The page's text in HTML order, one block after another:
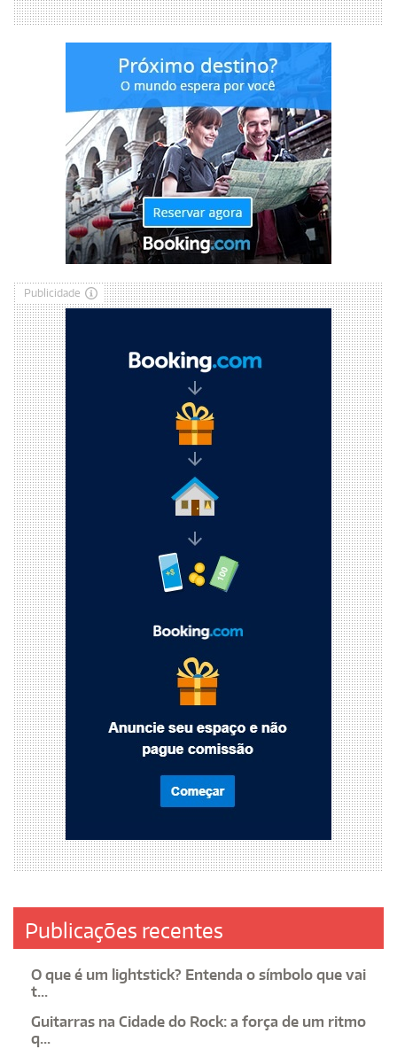
Publicidade
Publicações recentes
O que é um lightstick? Entenda o símbolo que vai
t...
Guitarras na Cidade do Rock: a força de um ritmo
q...